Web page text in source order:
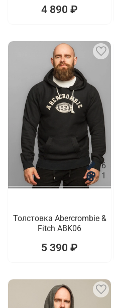
4 890 ₽
6
1
Толстовка Abercrombie &
Fitch ABK06
5 390 ₽